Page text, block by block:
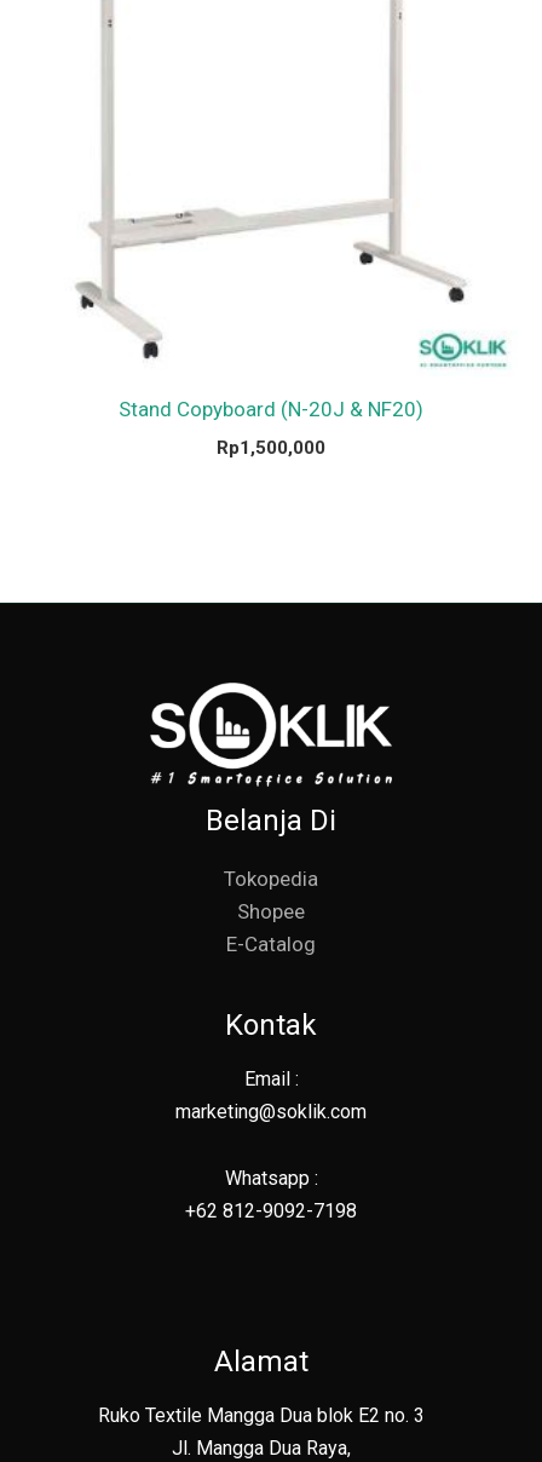
Stand Copyboard (N-20J & NF20)
Rp1,500,000
Belanja Di
Tokopedia
Shopee
E-Catalog
Kontak
Email :
marketing@soklik.com
Whatsapp :
+62 812-9092-7198
Alamat
Ruko Textile Mangga Dua blok E2 no. 3
Jl. Mangga Dua Raya,